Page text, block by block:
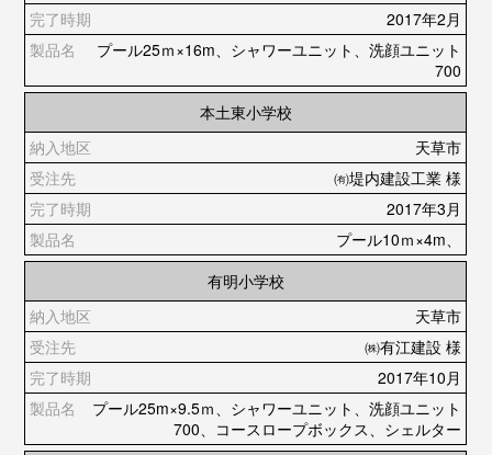
2017年2月
プール25ｍ×16m、シャワーユニット、洗顔ユニット
700
本土東小学校
天草市
㈲堤内建設工業 様
2017年3月
プール10ｍ×4m、
有明小学校
天草市
㈱有江建設 様
2017年10月
プール25m×9.5ｍ、シャワーユニット、洗顔ユニット
700、コースロープボックス、シェルター